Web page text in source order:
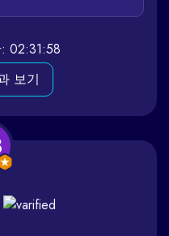
02:31:58
보기